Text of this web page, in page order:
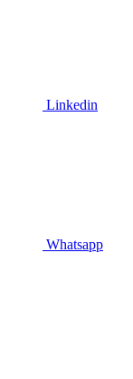
Linkedin
Whatsapp